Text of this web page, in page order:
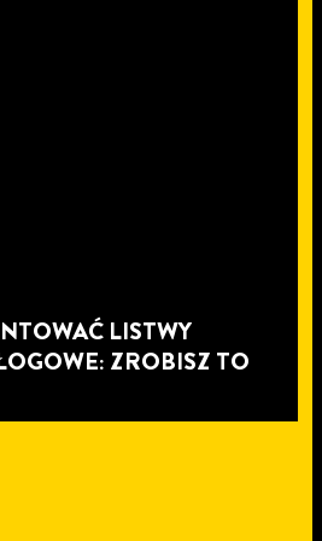
LISTWY
ZROBISZ TO